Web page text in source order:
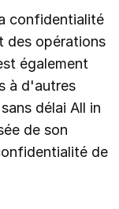
confidentialité
des opérations
également
à d'autres
délai All in
de son
de